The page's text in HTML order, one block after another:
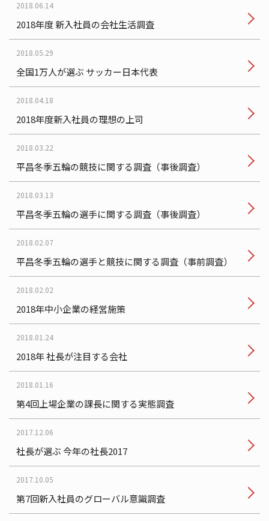
2018.06.14
2018年度 新入社員の会社生活調査
2018.05.29
全国1万人が選ぶ サッカー日本代表
2018.04.18
2018年度新入社員の理想の上司
2018.03.22
平昌冬季五輪の競技に関する調査（事後調査）
2018.03.13
平昌冬季五輪の選手に関する調査（事後調査）
2018.02.07
平昌冬季五輪の選手と競技に関する調査（事前調査）
2018.02.02
2018年中小企業の経営施策
2018.01.24
2018年 社長が注目する会社
2018.01.16
第4回上場企業の課長に関する実態調査
2017.12.06
社長が選ぶ 今年の社長2017
2017.10.05
第7回新入社員のグローバル意識調査